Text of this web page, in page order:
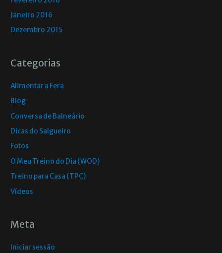
Janeiro 2016
Dezembro 2015
Categorias
Alimentar a Fera
Blog
Conversa de Balneário
Dicas do Salgueiro
Fotos
O Meu Treino do Dia (WOD)
Treino para Casa (TPC)
Vídeos
Meta
Iniciar sessão